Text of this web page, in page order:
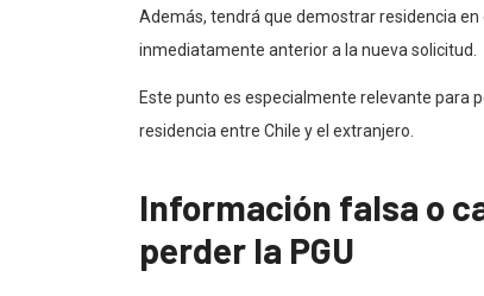
Además, tendrá que demostrar residencia
inmediatamente anterior a la nueva solicitud.
Este punto es especialmente relevante para
residencia entre Chile y el extranjero.
Información falsa o
perder la PGU